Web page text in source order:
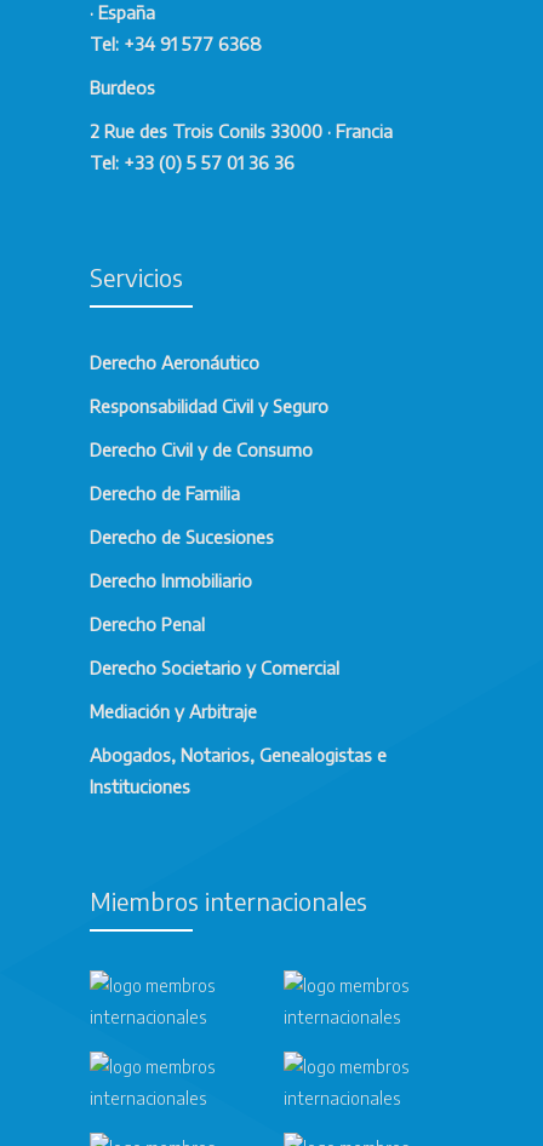
· España
Tel: +34 91 577 6368
Burdeos
2 Rue des Trois Conils 33000 · Francia
Tel: +33 (0) 5 57 01 36 36
Servicios
Derecho Aeronáutico
Responsabilidad Civil y Seguro
Derecho Civil y de Consumo
Derecho de Familia
Derecho de Sucesiones
Derecho Inmobiliario
Derecho Penal
Derecho Societario y Comercial
Mediación y Arbitraje
Abogados, Notarios, Genealogistas e
Instituciones
Miembros internacionales